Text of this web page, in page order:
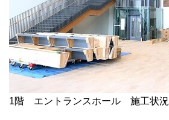
1階 エントランスホール 施工状況